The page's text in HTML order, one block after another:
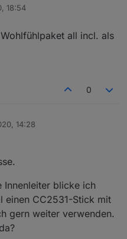
18:54
all incl. als
0
14:28
Innenleiter blicke ich
einen CC2531-Stick mit
gern weiter verwenden.